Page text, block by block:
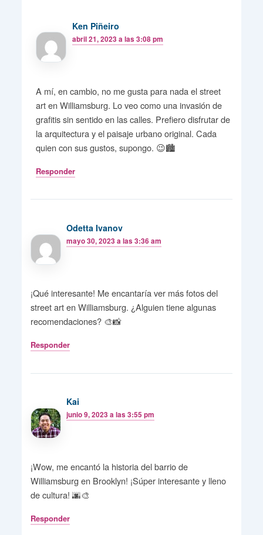
Ken Piñeiro
abril 21, 2023 a las 3:08 pm
A mí, en cambio, no me gusta para nada el street
art en Williamsburg. Lo veo como una invasión de
grafitis sin sentido en las calles. Prefiero disfrutar de
la arquitectura y el paisaje urbano original. Cada
quien con sus gustos, supongo. 😉🏙️
Responder
Odetta Ivanov
mayo 30, 2023 a las 3:36 am
¡Qué interesante! Me encantaría ver más fotos del
street art en Williamsburg. ¿Alguien tiene algunas
recomendaciones? 🎨📸
Responder
Kai
junio 9, 2023 a las 3:55 pm
¡Wow, me encantó la historia del barrio de
Williamsburg en Brooklyn! ¡Súper interesante y lleno
de cultura! 🌆🎨
Responder